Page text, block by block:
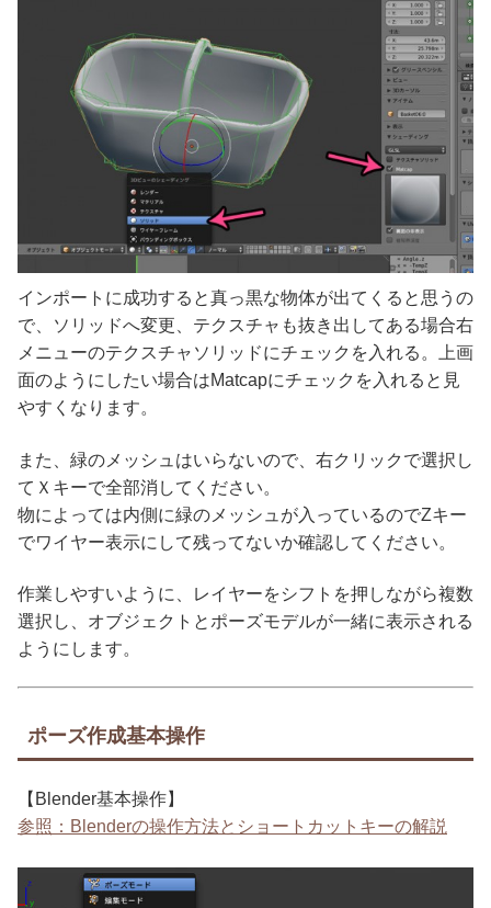
インポートに成功すると真っ黒な物体が出てくると思うの
で、ソリッドへ変更、テクスチャも抜き出してある場合右
メニューのテクスチャソリッドにチェックを入れる。上画
面のようにしたい場合はMatcapにチェックを入れると見
やすくなります。
また、緑のメッシュはいらないので、右クリックで選択し
てＸキーで全部消してください。
物によっては内側に緑のメッシュが入っているのでZキー
でワイヤー表示にして残ってないか確認してください。
作業しやすいように、レイヤーをシフトを押しながら複数
選択し、オブジェクトとポーズモデルが一緒に表示される
ようにします。
ポーズ作成基本操作
【Blender基本操作】
参照：Blenderの操作方法とショートカットキーの解説